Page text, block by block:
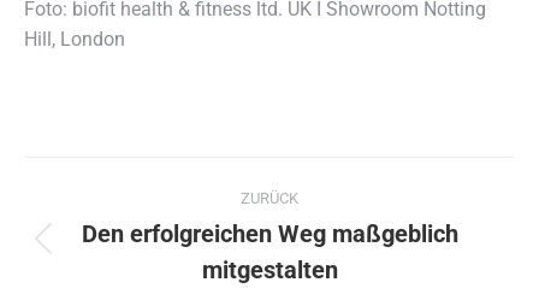
Foto: biofit health & fitness ltd. UK I Showroom Notting
Hill, London
Kommentarnavigation
ZURÜCK
Vorheriger
Beitrag:
Den erfolgreichen Weg maßgeblich
mitgestalten